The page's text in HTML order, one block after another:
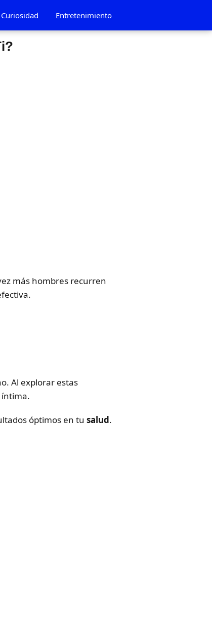
Curiosidad Entretenimiento
más hombres recurren
Al explorar estas
íntima.
óptimos en tu salud.